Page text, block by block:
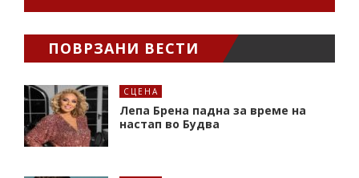
ПОВРЗАНИ ВЕСТИ
СЦЕНА
Лепа Брена падна за време на
настап во Будва